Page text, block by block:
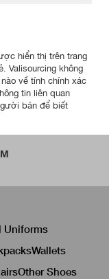
hiển thị trên trang
Valisourcing không
về tính chính xác
tin liên quan
bán để biết
Uniforms
Wallets
Other Shoes